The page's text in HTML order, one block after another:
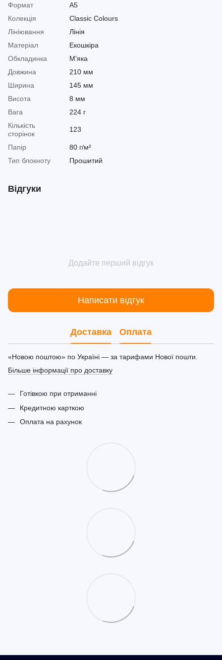
Формат
A5
Колекція
Classic Colours
Лініювання
Лінія
Матеріал
Екошкіра
Обкладинка
М'яка
Довжина
210 мм
Ширина
145 мм
Висота
8 мм
Вага
224 г
Кількість
сторінок
123
Папір
80 г/м²
Тип блокноту
Прошитий
Відгуки
Додайте перший відгук
Написати відгук
Доставка Оплата
«Новою поштою» по Україні — за тарифами Нової пошти.
Більше інформації про доставку
Готівкою при отриманні
Кредитною карткою
Оплата на рахунок